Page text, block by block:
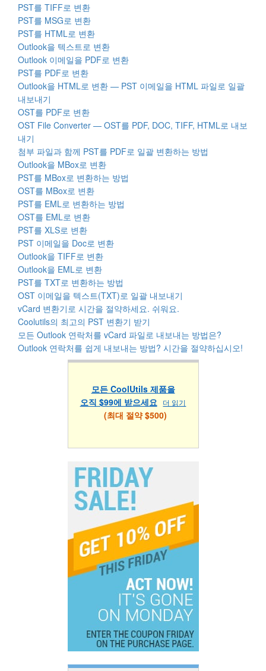
PST를 TIFF로 변환
PST를 MSG로 변환
PST를 HTML로 변환
Outlook을 텍스트로 변환
Outlook 이메일을 PDF로 변환
PST를 PDF로 변환
Outlook을 HTML로 변환 — PST 이메일을 HTML 파일로 일괄
내보내기
OST를 PDF로 변환
OST File Converter — OST를 PDF, DOC, TIFF, HTML로 내보
내기
첨부 파일과 함께 PST를 PDF로 일괄 변환하는 방법
Outlook을 MBox로 변환
PST를 MBox로 변환하는 방법
OST를 MBox로 변환
PST를 EML로 변환하는 방법
OST를 EML로 변환
PST를 XLS로 변환
PST 이메일을 Doc로 변환
Outlook을 TIFF로 변환
Outlook을 EML로 변환
PST를 TXT로 변환하는 방법
OST 이메일을 텍스트(TXT)로 일괄 내보내기
vCard 변환기로 시간을 절약하세요. 쉬워요.
Coolutils의 최고의 PST 변환기 받기
모든 Outlook 연락처를 vCard 파일로 내보내는 방법은?
Outlook 연락처를 쉽게 내보내는 방법? 시간을 절약하십시오!
모든 CoolUtils 제품을
오직 $99에 받으세요
더 읽기
(최대 절약 $500)